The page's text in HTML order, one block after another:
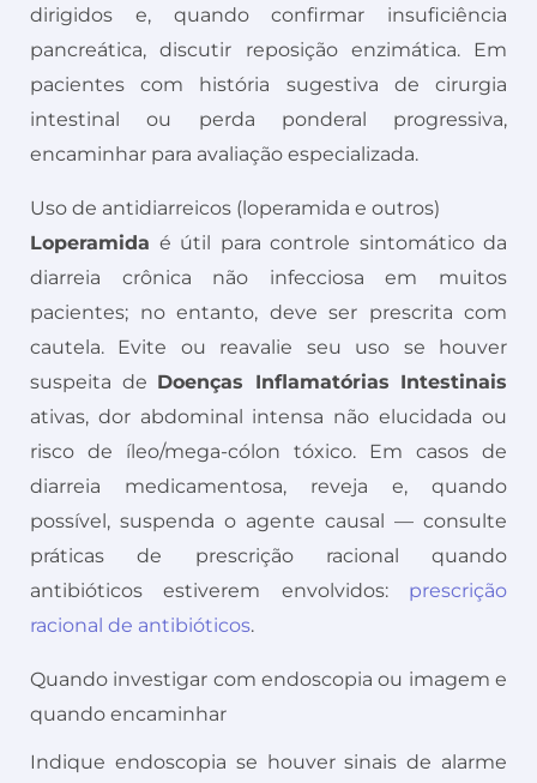
dirigidos e, quando confirmar insuficiência
pancreática, discutir reposição enzimática. Em
pacientes com história sugestiva de cirurgia
intestinal ou perda ponderal progressiva,
encaminhar para avaliação especializada.
Uso de antidiarreicos (loperamida e outros)
Loperamida é útil para controle sintomático da
diarreia crônica não infecciosa em muitos
pacientes; no entanto, deve ser prescrita com
cautela. Evite ou reavalie seu uso se houver
suspeita de Doenças Inflamatórias Intestinais
ativas, dor abdominal intensa não elucidada ou
risco de íleo/mega-cólon tóxico. Em casos de
diarreia medicamentosa, reveja e, quando
possível, suspenda o agente causal — consulte
práticas de prescrição racional quando
antibióticos estiverem envolvidos: prescrição
racional de antibióticos.
Quando investigar com endoscopia ou imagem e
quando encaminhar
Indique endoscopia se houver sinais de alarme